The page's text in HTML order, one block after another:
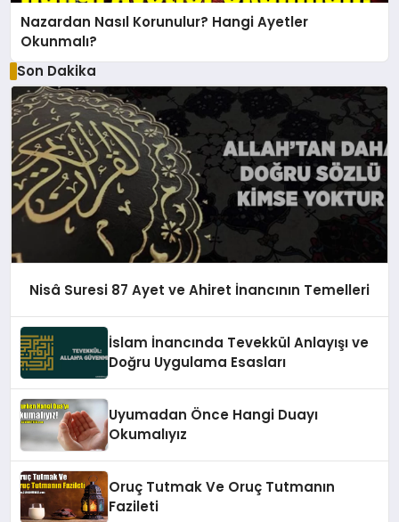
Nazardan Nasıl Korunulur? Hangi Ayetler
Okunmalı?
Son Dakika
Nisâ Suresi 87 Ayet ve Ahiret İnancının Temelleri
İslam İnancında Tevekkül Anlayışı ve
Doğru Uygulama Esasları
Uyumadan Önce Hangi Duayı
Okumalıyız
Oruç Tutmak Ve Oruç Tutmanın
Fazileti